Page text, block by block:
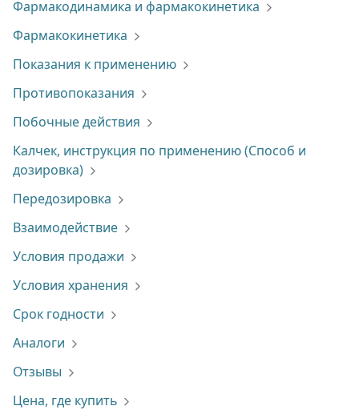
Фармакодинамика и фармакокинетика
Фармакокинетика
Показания к применению
Противопоказания
Побочные действия
Калчек, инструкция по применению (Способ и
дозировка)
Передозировка
Взаимодействие
Условия продажи
Условия хранения
Срок годности
Аналоги
Отзывы
Цена, где купить